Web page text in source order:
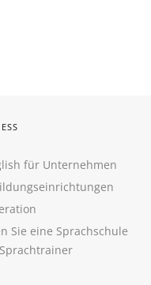
für Unternehmen
Sie eine Sprachschule